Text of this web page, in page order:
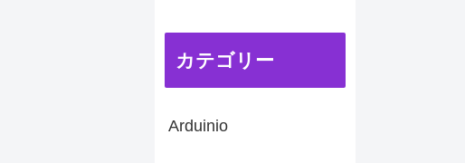
カテゴリー
Arduinio